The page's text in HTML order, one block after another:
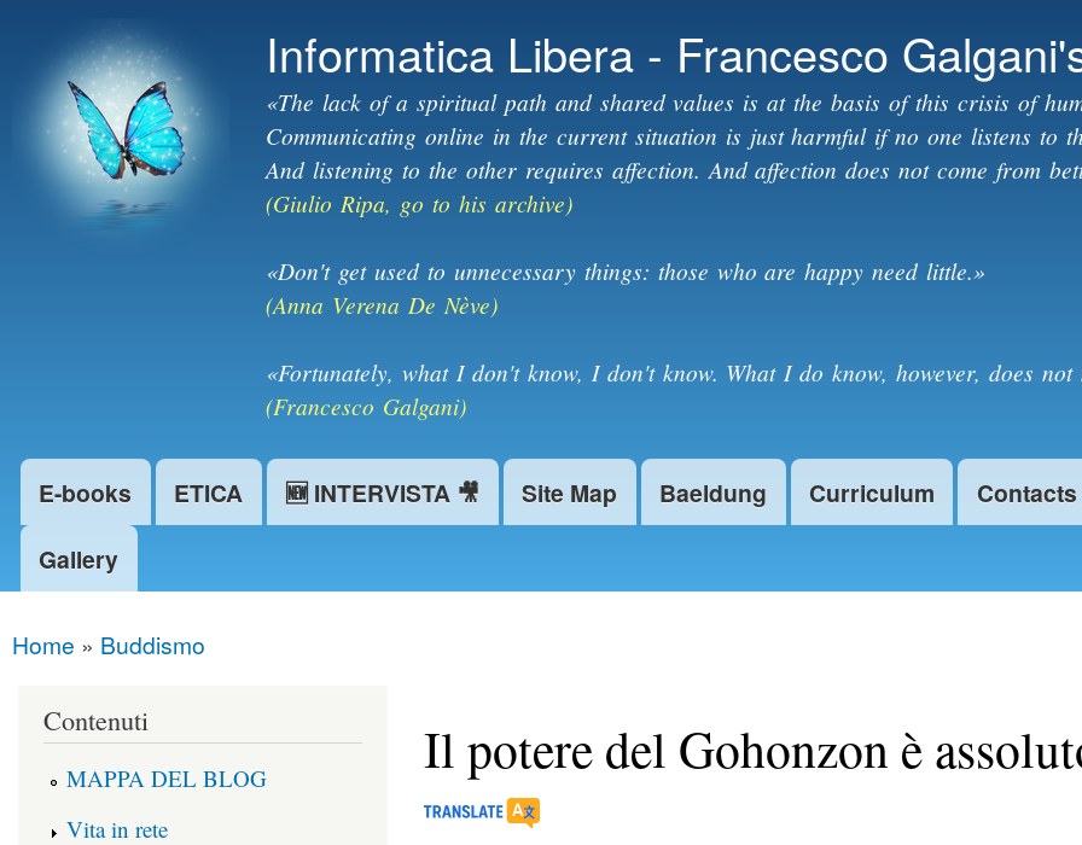
main
content
Informatica Libera - Francesco
«The lack of a spiritual path and shared values is at the basis of this crisis of
Communicating online in the current situation is just harmful if no one listens to
And listening to the other requires affection. And affection does not come from
(Giulio Ripa, go to his archive)
«Don't get used to unnecessary things: those who are happy need little.»
(Anna Verena De Nève)
«Fortunately, what I don't know, I don't know. What I do know, however, does not
(Francesco Galgani)
Main menu
E-books ETICA 🆕 INTERVISTA 🎥 Site Map Baeldung Curriculum Contacts
Gallery
You are here
Home » Buddismo
Il potere del Gohonzon è
Contenuti
MAPPA DEL BLOG
Vita in rete